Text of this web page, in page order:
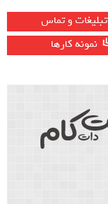
تبلیغات و تماس
نمونه کارها